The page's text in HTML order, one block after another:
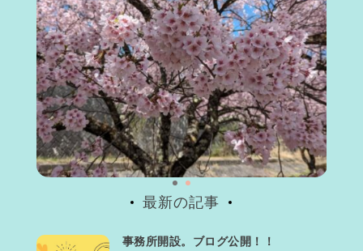
最新の記事
事務所開設。ブログ公開！！